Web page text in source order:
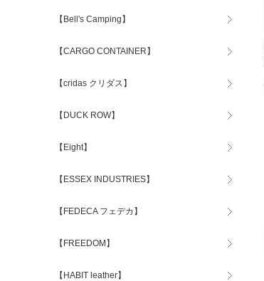
【Bell's Camping】
【CARGO CONTAINER】
【cridas クリダス】
【DUCK ROW】
【Eight】
【ESSEX INDUSTRIES】
【FEDECA フェデカ】
【FREEDOM】
【HABIT leather】